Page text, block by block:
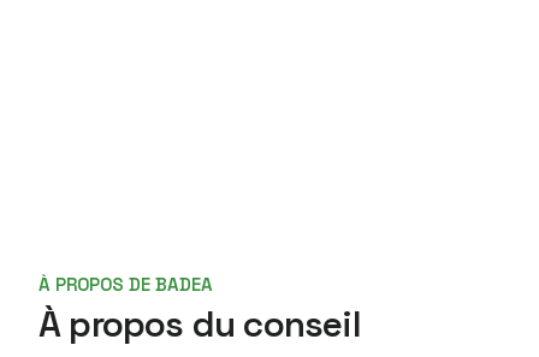
À PROPOS DE BADEA
À propos du conseil